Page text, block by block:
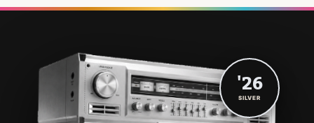
'26
SILVER